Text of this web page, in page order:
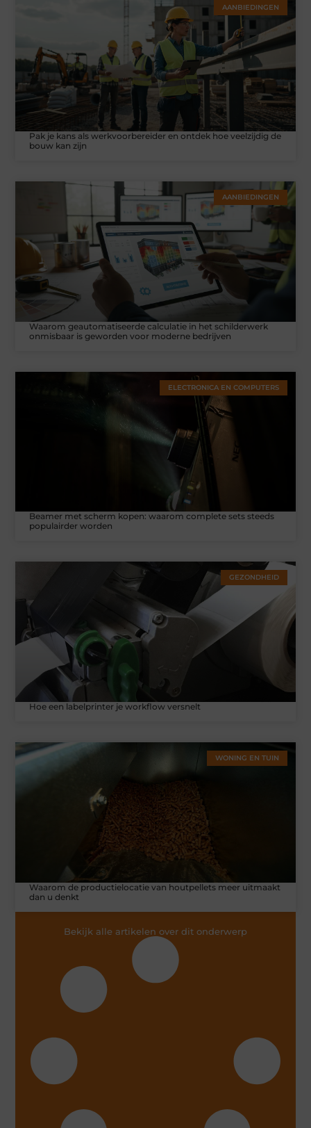
AANBIEDINGEN
Pak je kans als werkvoorbereider en ontdek hoe veelzijdig de
bouw kan zijn
AANBIEDINGEN
Waarom geautomatiseerde calculatie in het schilderwerk
onmisbaar is geworden voor moderne bedrijven
ELECTRONICA EN COMPUTERS
Beamer met scherm kopen: waarom complete sets steeds
populairder worden
GEZONDHEID
Hoe een labelprinter je workflow versnelt
WONING EN TUIN
Waarom de productielocatie van houtpellets meer uitmaakt
dan u denkt
Bekijk alle artikelen over dit onderwerp